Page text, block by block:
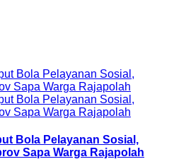
Bola Pelayanan Sosial,
Sapa Warga Rajapolah